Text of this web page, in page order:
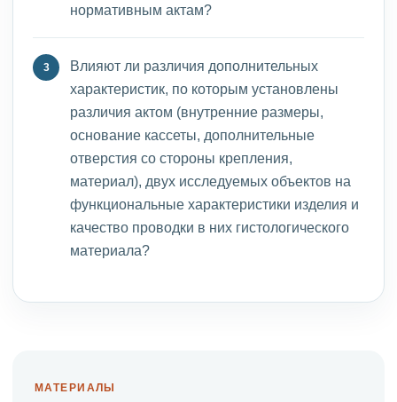
нормативным актам?
Влияют ли различия дополнительных
характеристик, по которым установлены
различия актом (внутренние размеры,
основание кассеты, дополнительные
отверстия со стороны крепления,
материал), двух исследуемых объектов на
функциональные характеристики изделия и
качество проводки в них гистологического
материала?
МАТЕРИАЛЫ